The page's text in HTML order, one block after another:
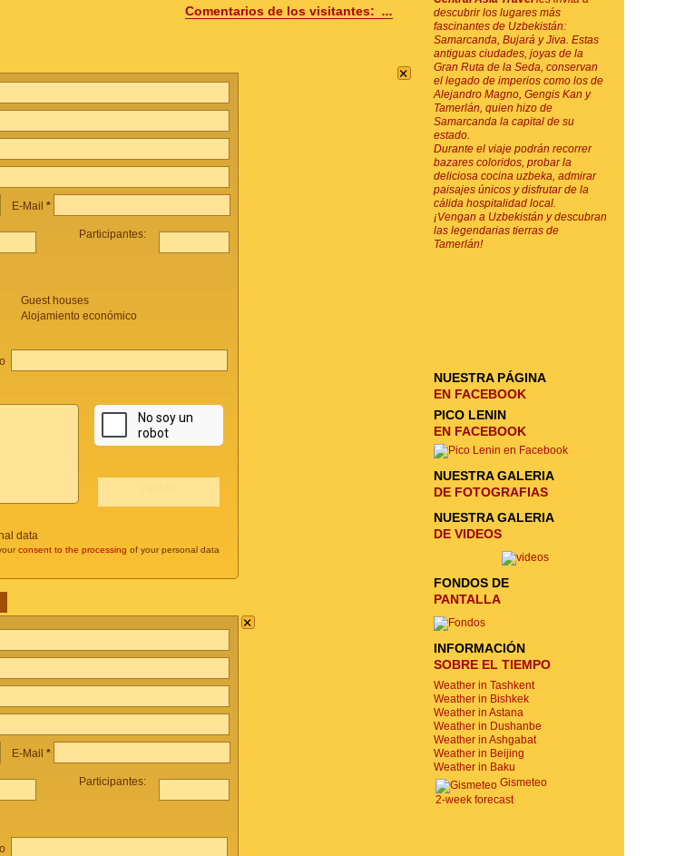
Comentarios de los visitantes: ...
×
E-Mail *
Participantes:
Guest houses
Alojamiento económico
data
consent to the processing of your personal data
×
E-Mail *
Participantes:
descubrir los lugares más
fascinantes de Uzbekistán:
Samarcanda, Bujará y Jiva. Estas
antiguas ciudades, joyas de la
Gran Ruta de la Seda, conservan
el legado de imperios como los de
Alejandro Magno, Gengis Kan y
Tamerlán, quien hizo de
Samarcanda la capital de su
estado.
Durante el viaje podrán recorrer
bazares coloridos, probar la
deliciosa cocina uzbeka, admirar
paisajes únicos y disfrutar de la
cálida hospitalidad local.
¡Vengan a Uzbekistán y descubran
las legendarias tierras de
Tamerlán!
NUESTRA PÁGINA
EN FACEBOOK
PICO LENIN
EN FACEBOOK
NUESTRA GALERIA
DE FOTOGRAFIAS
NUESTRA GALERIA
DE VIDEOS
FONDOS DE
PANTALLA
INFORMACIÓN
SOBRE EL TIEMPO
Weather in Tashkent
Weather in Bishkek
Weather in Astana
Weather in Dushanbe
Weather in Ashgabat
Weather in Beijing
Weather in Baku
Gismeteo
2-week forecast